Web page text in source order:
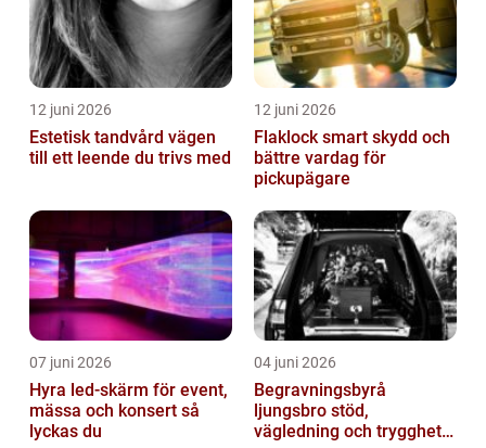
12 juni 2026
Estetisk tandvård vägen
till ett leende du trivs med
12 juni 2026
Flaklock smart skydd och
bättre vardag för
pickupägare
07 juni 2026
Hyra led-skärm för event,
mässa och konsert så
lyckas du
04 juni 2026
Begravningsbyrå
ljungsbro stöd,
vägledning och trygghet